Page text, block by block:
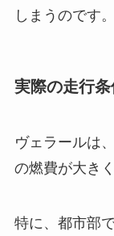
しまうのです。
実際の走行
ヴェラールは
の燃費が大き
特に、都市部